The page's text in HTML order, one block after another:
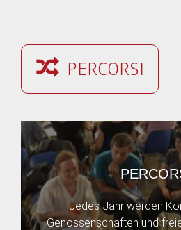
PERCORSI
Jedes Jahr werden
Genossenschaften und